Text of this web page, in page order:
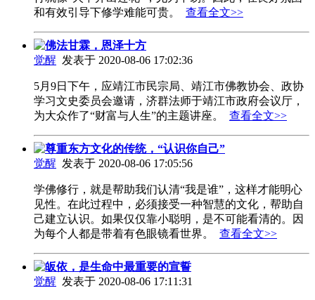
和有效引导下修学难能可贵。 查看全文>>
佛法甘霖，恩泽十方
觉醒 发表于 2020-08-06 17:02:36
5月9日下午，应靖江市民宗局、靖江市佛教协会、政协
学习文史委员会邀请，济群法师于靖江市政府会议厅，
为大众作了“财富与人生”的主题讲座。 查看全文>>
尊重东方文化的传统，“认识你自己”
觉醒 发表于 2020-08-06 17:05:56
学佛修行，就是帮助我们认清“我是谁”，这样才能明心
见性。在此过程中，必须接受一种智慧的文化，帮助自
己建立认识。如果仅仅靠小聪明，是不可能看清的。因
为每个人都是带着有色眼镜看世界。 查看全文>>
皈依，是生命中最重要的宣誓
觉醒 发表于 2020-08-06 17:11:31